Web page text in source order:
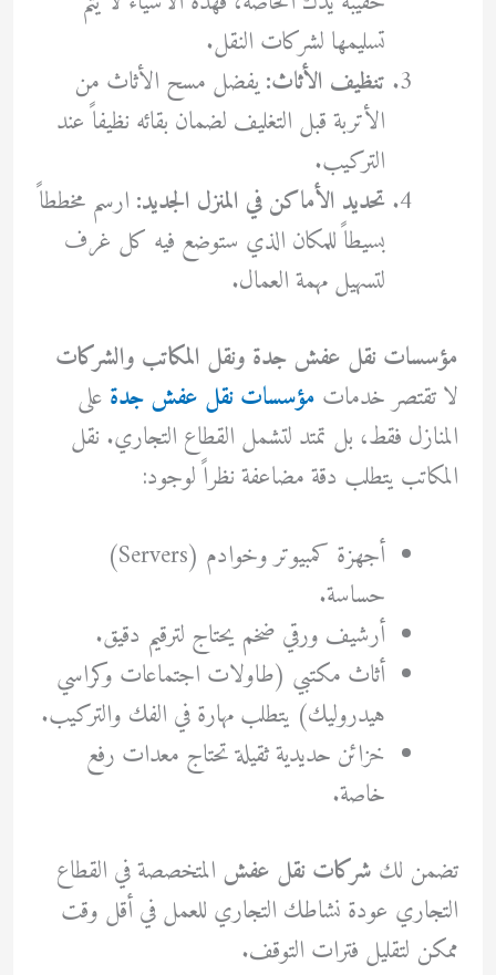
تسليمها لشركات النقل.
تنظيف الأثاث:يفضل مسح الأثاث من
الأتربة قبل التغليف لضمان بقائه نظيفاً عند
التركيب.
تحديد الأماكن في المنزل الجديد: ارسم مخططاً
بسيطاً للمكان الذي ستوضع فيه كل غرف
لتسهيل مهمة العمال.
مؤسسات نقل عفش جدة ونقل المكاتب والشركات
لا تقتصر خدمات مؤسسات نقل عفش جدة على
المنازل فقط، بل تمتد لتشمل القطاع التجاري. نقل
المكاتب يتطلب دقة مضاعفة نظراً لوجود:
أجهزة كمبيوتر وخوادم (Servers)
حساسة.
أرشيف ورقي ضخم يحتاج لترقيم دقيق.
أثاث مكتبي (طاولات اجتماعات وكراسي
هيدروليك) يتطلب مهارة في الفك والتركيب.
خزائن حديدية ثقيلة تحتاج معدات رفع
خاصة.
تضمن لك شركات نقل عفش المتخصصة في القطاع
التجاري عودة نشاطك التجاري للعمل في أقل وقت
ممكن لتقليل فترات التوقف.